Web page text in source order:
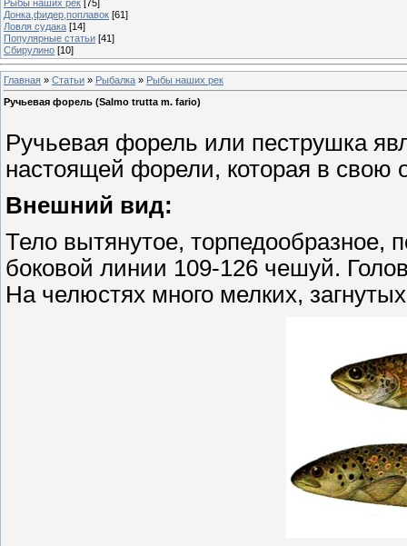
Рыбы наших рек [75]
Донка,фидер,поплавок [61]
Ловля судака [14]
Популярные статьи [41]
Сбирулино [10]
Главная » Статьи » Рыбалка » Рыбы наших рек
Ручьевая форель (Salmo trutta m. fario)
Ручьевая форель или пеструшка
настоящей форели, которая в свою
Внешний вид:
Тело вытянутое,
боковой линии 109-126 чешуй.
На челюстях много мелких,